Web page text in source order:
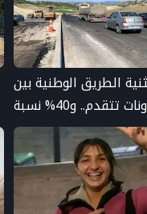
الطريق الوطنية بين
فاس وتاونات تتقدم.. و40% نسبة
قنطرة وادي ورغة